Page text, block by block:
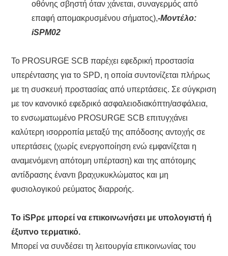
οθόνης σβηστή όταν χάνεται, συναγερμός από
επαφή απομακρυσμένου σήματος),-Μοντέλο:
iSPM02
Το PROSURGE SCB παρέχει εφεδρική προστασία
υπερέντασης για το SPD, η οποία συντονίζεται πλήρως
με τη συσκευή προστασίας από υπερτάσεις. Σε σύγκριση
με τον κανονικό εφεδρικό ασφαλειοδιακόπτη/ασφάλεια,
το ενσωματωμένο PROSURGE SCB επιτυγχάνει
καλύτερη ισορροπία μεταξύ της απόδοσης αντοχής σε
υπερτάσεις (χωρίς ενεργοποίηση ενώ εμφανίζεται η
αναμενόμενη απότομη υπέρταση) και της απότομης
αντίδρασης έναντι βραχυκυκλώματος και μη
φυσιολογικού ρεύματος διαρροής.
Το iSPρε μπορεί να επικοινωνήσει με υπολογιστή ή
έξυπνο τερματικό.
Μπορεί να συνδέσει τη λειτουργία επικοινωνίας του